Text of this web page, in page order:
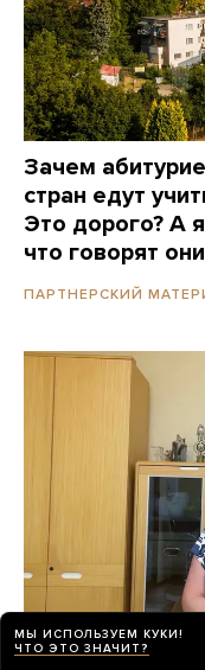
Зачем
стран едут
Это дорого? А
что говорят
ПАРТНЕРСКИЙ
МЫ ИСПОЛЬЗУЕМ КУКИ!
ЧТО ЭТО ЗНАЧИТ?